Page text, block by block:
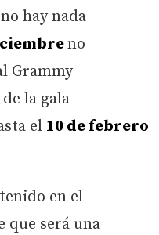
hay nada
no
Grammy
la gala
el 10 de febrero
en el
que será una